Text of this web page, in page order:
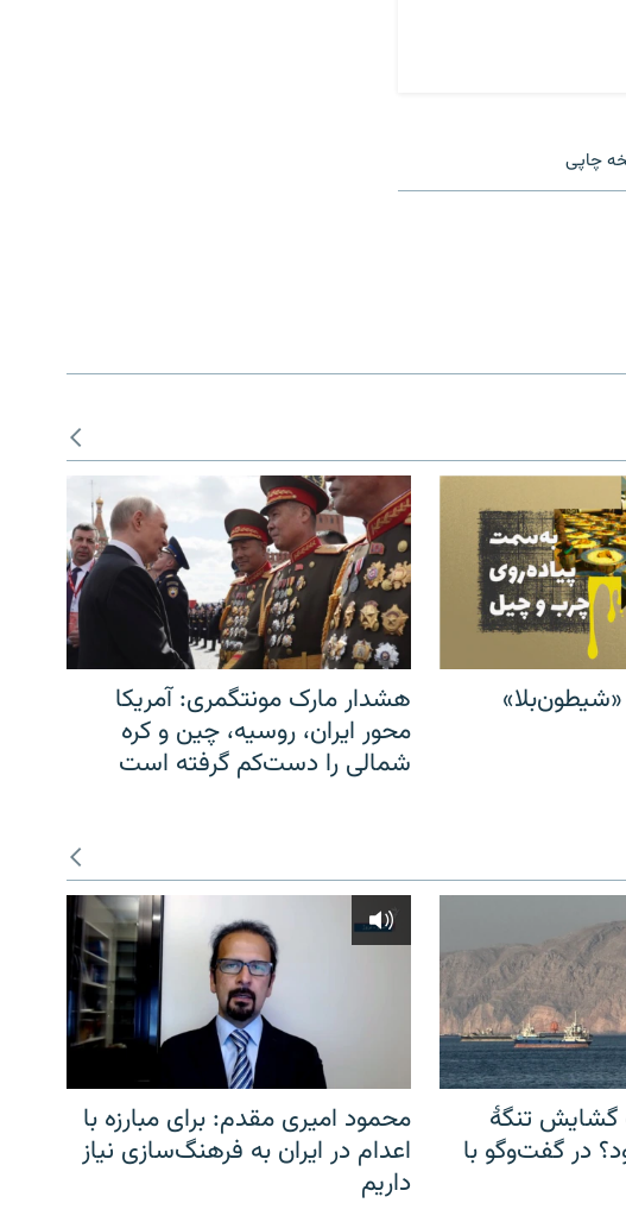
چاپی
هشدار مارک مونتگمری: آمریکا
محور ایران، روسیه، چین و کره
شمالی را دست‌کم گرفته است
گشایش تنگهٔ
در گفت‌وگو با
محمود امیری مقدم: برای مبارزه با
اعدام در ایران به فرهنگ‌سازی نیاز
داریم